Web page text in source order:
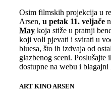
Osim filmskih projekcija u
Arsen, u petak 11. veljače
Maykoja stiže u pratnji
koji voli pjevati i svirati u
bluesa, što ih izdvaja od
glazbenog sceni. Poslušajte
dostupne na webu i
ART KINO ARSEN